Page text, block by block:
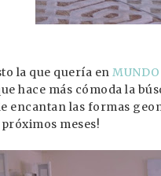
la que quería en
hace más cómoda la
encantan las formas
meses!